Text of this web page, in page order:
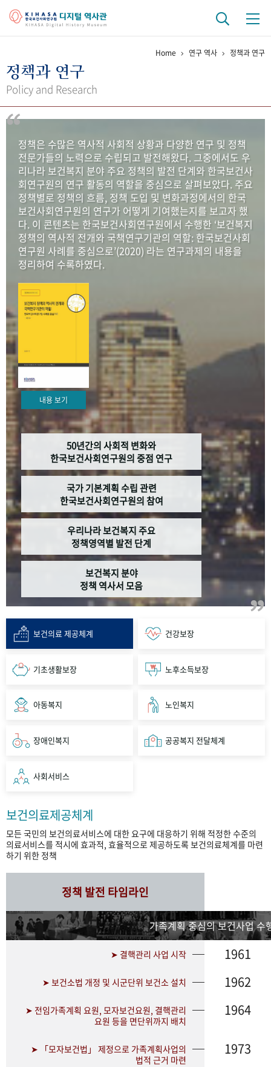
걸어온 길 기관 변천사
연구 역사
정책과 연구 키워드로 보는 연구 역사
연구자들
간행물 변천사
기록물 아카이브
사진 아카이브 문서 기록물 행정박물 영상 기록물
50+1주년 기념
성과 50선 숫자로 보는 50년
세계와 함께 한 KIHASA
VR 역사관
Home 연구 역사 정책과 연구
정책과 연구
Policy and Research
정책은 수많은 역사적 사회적 상황과 다양한 연구 및 정책
전문가들의 노력으로 수립되고 발전해왔다. 그중에서도 우
리나라 보건복지 분야 주요 정책의 발전 단계와 한국보건사
회연구원의 연구 활동의 역할을 중심으로 살펴보았다. 주요
정책별로 정책의 흐름, 정책 도입 및 변화과정에서의 한국
보건사회연구원의 연구가 어떻게 기여했는지를 보고자 했
다. 이 콘텐츠는 한국보건사회연구원에서 수행한 ‘보건복지
정책의 역사적 전개와 국책연구기관의 역할: 한국보건사회
연구원 사례를 중심으로’(2020) 라는 연구과제의 내용을
정리하여 수록하였다.
내용 보기
50년간의 사회적 변화와
한국보건사회연구원의 중점 연구
국가 기본계획 수립 관련
한국보건사회연구원의 참여
우리나라 보건복지 주요
정책영역별 발전 단계
보건복지 분야
정책 역사서 모음
보건의료 제공체계 건강보장
기초생활보장 노후소득보장
아동복지 노인복지
장애인복지 공공복지 전달체계
사회서비스
보건의료제공체계
모든 국민의 보건의료서비스에 대한 요구에 대응하기 위해 적정한 수준의
의료서비스를 적시에 효과적, 효율적으로 제공하도록 보건의료체계를 마련
하기 위한 정책
정책 발전 타임라인
가족계획 중심의 보건사업 수
➤ 결핵관리 사업 시작 1961
➤ 보건소법 개정 및 시군단위 보건소 설치 1962
➤ 전임가족계획 요원, 모자보건요원, 결핵관리
요원 등을 면단위까지 배치
1964
➤ 「모자보건법」 제정으로 가족계획사업의
법적 근거 마련
1973